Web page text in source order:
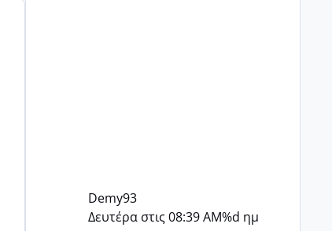
Demy93
Δευτέρα στις 08:39 AM%d ημ